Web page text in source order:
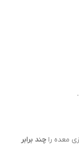
معده را چند برابر